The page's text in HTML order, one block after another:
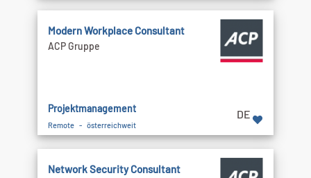
Modern Workplace Consultant
ACP Gruppe
Projektmanagement
Remote - österreichweit
DE
Network Security Consultant